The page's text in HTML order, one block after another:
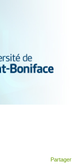
Partager